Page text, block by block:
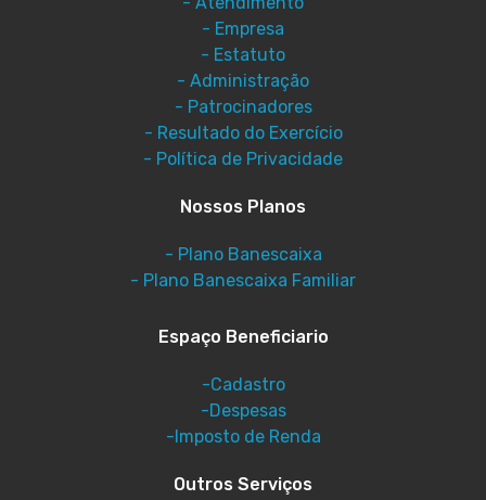
- Empresa
- Estatuto
- Administração
- Patrocinadores
- Resultado do Exercício
- Política de Privacidade
Nossos Planos
- Plano Banescaixa
- Plano Banescaixa Familiar
Espaço Beneficiario
-Cadastro
-Despesas
-Imposto de Renda
Outros Serviços